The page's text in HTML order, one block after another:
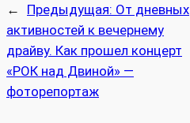
← Предыдущая: От дневных
активностей к вечернему
драйву. Как прошел концерт
«РОК над Двиной» —
фоторепортаж